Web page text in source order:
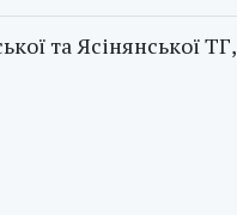
та Ясінянської ТГ,